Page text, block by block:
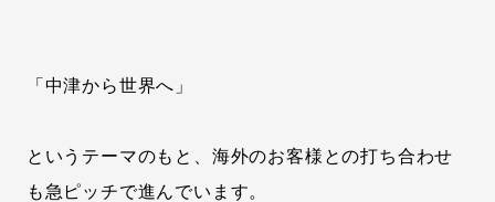
「中津から世界へ」
というテーマのもと、海外のお客様との打ち合わせ
も急ピッチで進んでいます。